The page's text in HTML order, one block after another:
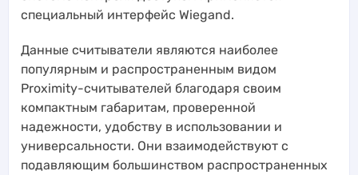
специальный интерфейс Wiegand.
Данные считыватели являются наиболее
популярным и распространенным видом
Proximity-считывателей благодаря своим
компактным габаритам, проверенной
надежности, удобству в использовании и
универсальности. Они взаимодействуют с
подавляющим большинством распространенных